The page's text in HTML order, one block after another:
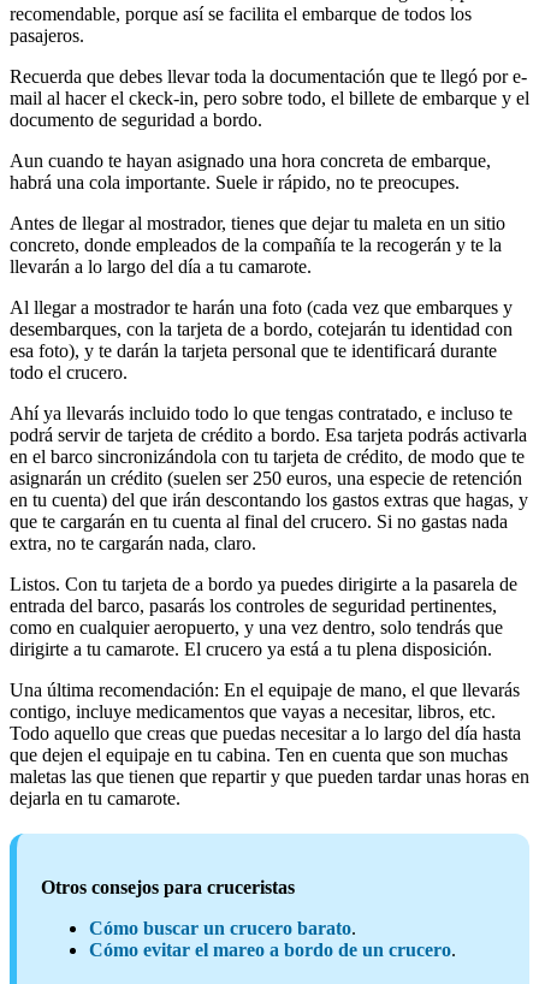
recomendable, porque así se facilita el embarque de todos los
pasajeros.
Recuerda que debes llevar toda la documentación que te llegó por e-
mail al hacer el ckeck-in, pero sobre todo, el billete de embarque y el
documento de seguridad a bordo.
Aun cuando te hayan asignado una hora concreta de embarque,
habrá una cola importante. Suele ir rápido, no te preocupes.
Antes de llegar al mostrador, tienes que dejar tu maleta en un sitio
concreto, donde empleados de la compañía te la recogerán y te la
llevarán a lo largo del día a tu camarote.
Al llegar a mostrador te harán una foto (cada vez que embarques y
desembarques, con la tarjeta de a bordo, cotejarán tu identidad con
esa foto), y te darán la tarjeta personal que te identificará durante
todo el crucero.
Ahí ya llevarás incluido todo lo que tengas contratado, e incluso te
podrá servir de tarjeta de crédito a bordo. Esa tarjeta podrás activarla
en el barco sincronizándola con tu tarjeta de crédito, de modo que te
asignarán un crédito (suelen ser 250 euros, una especie de retención
en tu cuenta) del que irán descontando los gastos extras que hagas, y
que te cargarán en tu cuenta al final del crucero. Si no gastas nada
extra, no te cargarán nada, claro.
Listos. Con tu tarjeta de a bordo ya puedes dirigirte a la pasarela de
entrada del barco, pasarás los controles de seguridad pertinentes,
como en cualquier aeropuerto, y una vez dentro, solo tendrás que
dirigirte a tu camarote. El crucero ya está a tu plena disposición.
Una última recomendación: En el equipaje de mano, el que llevarás
contigo, incluye medicamentos que vayas a necesitar, libros, etc.
Todo aquello que creas que puedas necesitar a lo largo del día hasta
que dejen el equipaje en tu cabina. Ten en cuenta que son muchas
maletas las que tienen que repartir y que pueden tardar unas horas en
dejarla en tu camarote.
Otros consejos para cruceristas
Cómo buscar un crucero barato.
Cómo evitar el mareo a bordo de un crucero.